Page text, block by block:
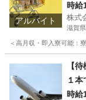
アルバイト
時給
株式
滋賀
＜高月収・即入寮可能
工
【
１
時給